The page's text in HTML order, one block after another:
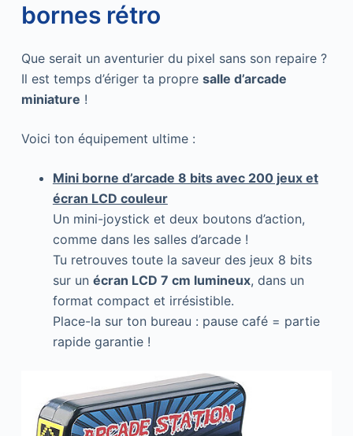
bornes rétro
Que serait un aventurier du pixel sans son repaire ?
Il est temps d’ériger ta propre salle d’arcade
miniature !
Voici ton équipement ultime :
Mini borne d’arcade 8 bits avec 200 jeux et
écran LCD couleur
Un mini-joystick et deux boutons d’action,
comme dans les salles d’arcade !
Tu retrouves toute la saveur des jeux 8 bits
sur un écran LCD 7 cm lumineux, dans un
format compact et irrésistible.
Place-la sur ton bureau : pause café = partie
rapide garantie !